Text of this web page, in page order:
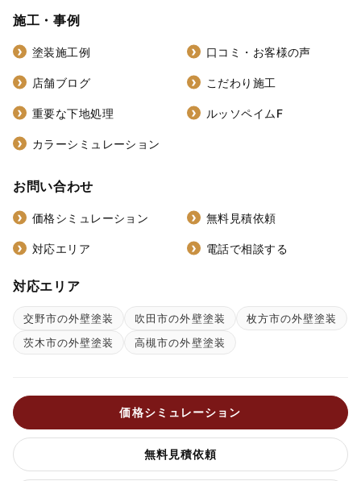
施工・事例
塗装施工例 口コミ・お客様の声
店舗ブログ こだわり施工
重要な下地処理 ルッソペイムF
カラーシミュレーション
お問い合わせ
価格シミュレーション 無料見積依頼
対応エリア 電話で相談する
対応エリア
交野市の外壁塗装 吹田市の外壁塗装
枚方市の外壁塗装
茨木市の外壁塗装
高槻市の外壁塗装
価格シミュレーション
無料見積依頼